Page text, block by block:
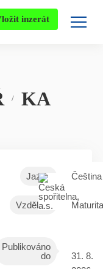
inzerát
/ KA
Jazyk Čeština
Vzdělání Maturita
Publikováno
do
31. 8.